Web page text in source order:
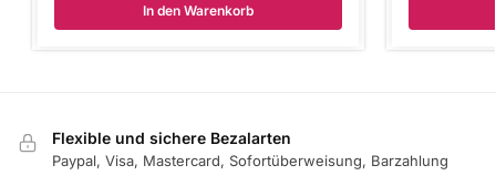
In den Warenkorb
Flexible und sichere Bezalarten
Paypal, Visa, Mastercard, Sofortüberweisung, Barzahlung